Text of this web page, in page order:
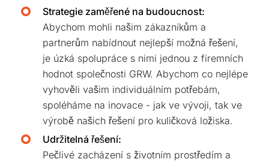
Strategie zaměřené na budoucnost:
Abychom mohli našim zákazníkům a
partnerům nabídnout nejlepší možná řešení,
je úzká spolupráce s nimi jednou z firemních
hodnot společnosti GRW. Abychom co nejlépe
vyhověli vašim individuálním potřebám,
spoléháme na inovace - jak ve vývoji, tak ve
výrobě našich řešení pro kuličková ložiska.
Udržitelná řešení:
Pečlivé zacházení s životním prostředím a